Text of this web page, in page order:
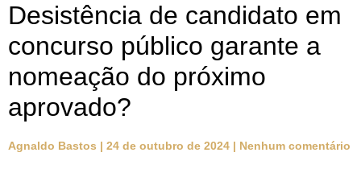
Desistência de candidato em
concurso público garante a
nomeação do próximo
aprovado?
Agnaldo Bastos 24 de outubro de 2024 Nenhum comentário